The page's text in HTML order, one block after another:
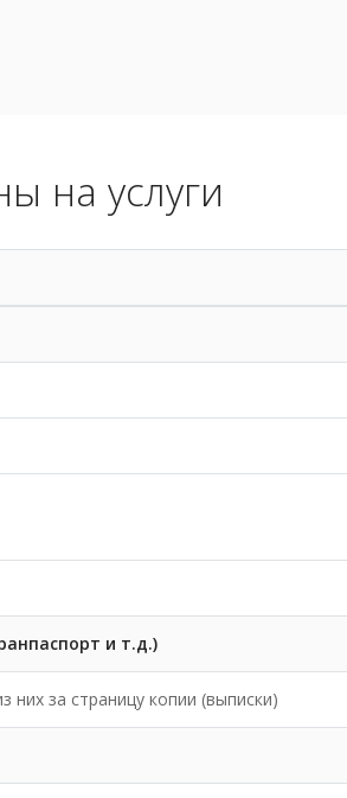
на услуги
и т.д.)
них за страницу копии (выписки)